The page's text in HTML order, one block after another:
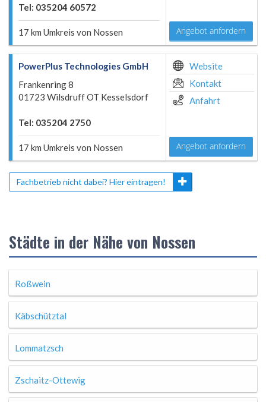
Tel: 035204 60572
17 km Umkreis von Nossen Angebot anfordern
PowerPlus Technologies GmbH
Frankenring 8
01723 Wilsdruff OT Kesselsdorf
Tel: 035204 2750
17 km Umkreis von Nossen
Website
Kontakt
Anfahrt
Angebot anfordern
Fachbetrieb nicht dabei? Hier eintragen!
Städte in der Nähe von Nossen
Roßwein
Käbschütztal
Lommatzsch
Zschaitz-Ottewig